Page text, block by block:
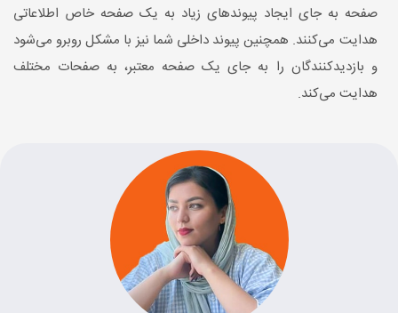
صفحه به جای ایجاد پیوندهای زیاد به یک صفحه خاص اطلاعاتی
هدایت می‌کنند. همچنین پیوند داخلی شما نیز با مشکل روبرو می‌شود
و بازدیدکنندگان را به جای یک صفحه معتبر، به صفحات مختلف
هدایت می‌کند.